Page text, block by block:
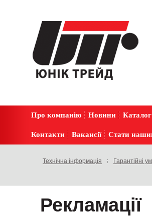
Про компанію Новини Каталог
Контакти Вакансії Стати
Технічна інформація Гарантійні
Рекламації